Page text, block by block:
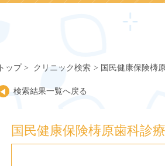
トップ クリニック検索 国民健康保険梼
検索結果一覧へ戻る
国民健康保険梼原歯科診